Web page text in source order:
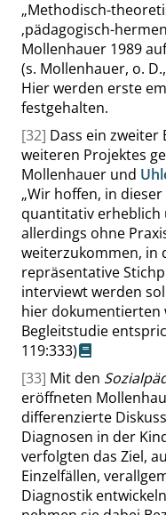
„Methodisch-
‚pädagogisch-
Mollenhauer 1989
(s. Mollenhauer, o.
Hier werden erste
festgehalten.
[32] Dass ein zweiter
weiteren Projektes
Mollenhauer und
„Wir hoffen, in
quantitativ erheblich
allerdings ohne
weiterzukommen, in
repräsentative
interviewt werden
hier dokumentierten
Begleitstudie
119:333)
[33] Mit den
eröffneten
differenzierte
Diagnosen in der
verfolgten das Ziel,
Einzelfällen,
Diagnostik